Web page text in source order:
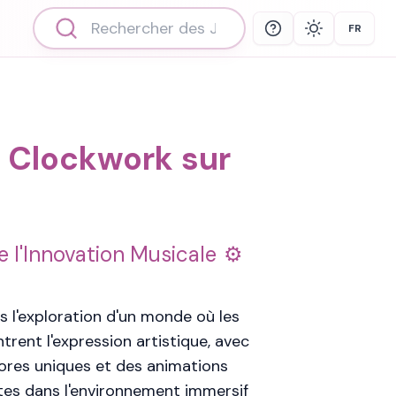
Help Theme Select
FR
sur
l'Innovation Musicale
l'exploration d'un monde où les
l'expression artistique, avec
uniques et des animations
dans l'environnement immersif